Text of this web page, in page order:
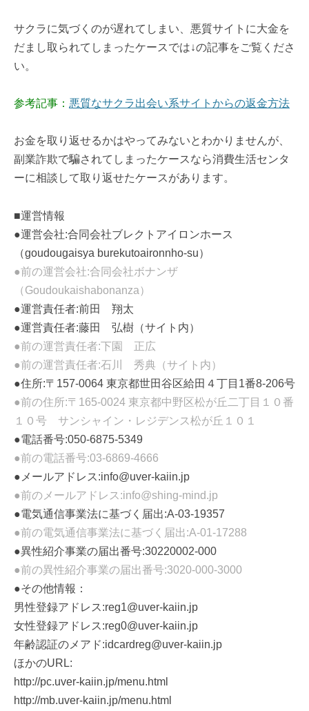
サクラに気づくのが遅れてしまい、悪質サイトに大金を
だまし取られてしまったケースでは↓の記事をご覧くださ
い。
参考記事： 悪質なサクラ出会い系サイトからの返金方法
お金を取り返せるかはやってみないとわかりませんが、
副業詐欺で騙されてしまったケースなら消費生活センタ
ーに相談して取り返せたケースがあります。
■運営情報
●運営会社:合同会社ブレクトアイロンホース
（goudougaisya burekutoaironnho-su）
●前の運営会社:合同会社ボナンザ
（Goudoukaishabonanza）
●運営責任者:前田 翔太
●運営責任者:藤田 弘樹（サイト内）
●前の運営責任者:下園 正広
●前の運営責任者:石川 秀典（サイト内）
●住所:〒157-0064 東京都世田谷区給田４丁目1番8-206号
●前の住所:〒165-0024 東京都中野区松が丘二丁目１０番
１０号 サンシャイン・レジデンス松が丘１０１
●電話番号:050-6875-5349
●前の電話番号:03-6869-4666
●メールアドレス:info@uver-kaiin.jp
●前のメールアドレス:info@shing-mind.jp
●電気通信事業法に基づく届出:A-03-19357
●前の電気通信事業法に基づく届出:A-01-17288
●異性紹介事業の届出番号:30220002-000
●前の異性紹介事業の届出番号:3020-000-3000
●その他情報：
男性登録アドレス:reg1@uver-kaiin.jp
女性登録アドレス:reg0@uver-kaiin.jp
年齢認証のメアド:idcardreg@uver-kaiin.jp
ほかのURL:
http://pc.uver-kaiin.jp/menu.html
http://mb.uver-kaiin.jp/menu.html